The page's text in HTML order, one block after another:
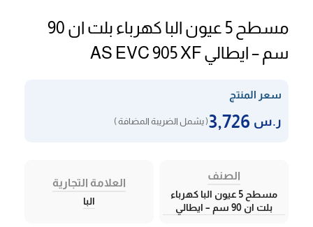
مسطح 5 عيون البا كهرباء بلت ان 90
سم – ايطالي AS EVC 905 XF
سعر المنتج
ر.س ( يشمل الضريبة المضافة )
الصنف
مسطح 5 عيون البا كهرباء
بلت ان 90 سم – ايطالي
العلامة التجارية
البا